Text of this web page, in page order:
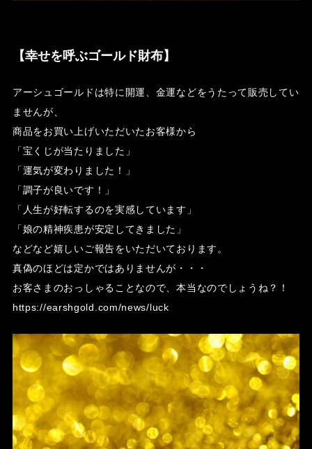
【幸せを呼ぶゴールド財布】
アーシュゴールドは特に開運、金運などをうたって販売してい
ませんが、
商品をお買い上げいただいたお客様から
「宝くじが当たりました」
「運気が変わりました！」
「調子が良いです！」
「人生が好転するのを実感しています」
「娘の精神疾患が安定してきました」
などなど嬉しいご報告をいただいております。
真偽のほどは定かではありませんが・・・
お客さまのおっしゃることなので、本当なのでしょうね？！
https://earshgold.com/news/luck